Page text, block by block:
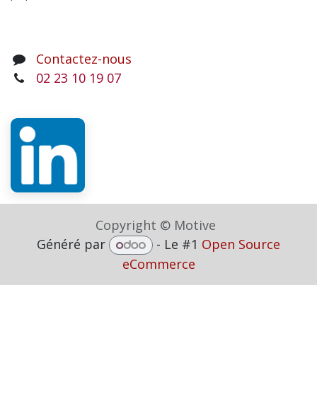
Contactez-nous
02 23 10 19 07
Copyright © Motive
Généré par
- Le #1 Open Source
eCommerce